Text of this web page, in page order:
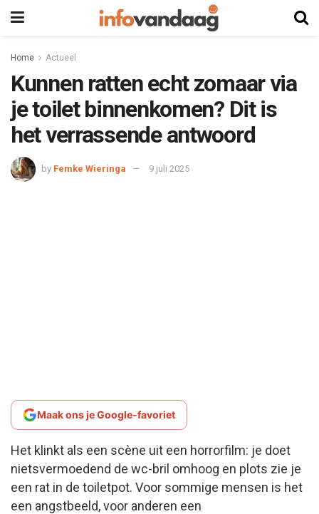
Home Actueel
Kunnen ratten echt zomaar via
je toilet binnenkomen? Dit is
het verrassende antwoord
by Femke Wieringa 9 juli 2025
Maak ons je Google-favoriet
Het klinkt als een scène uit een horrorfilm: je doet
nietsvermoedend de wc-bril omhoog en plots zie je
een rat in de toiletpot. Voor sommige mensen is het
een angstbeeld, voor anderen een